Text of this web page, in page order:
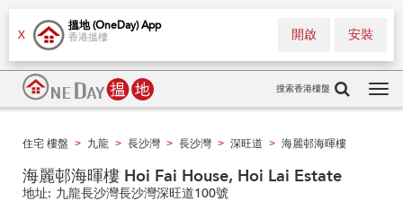
X
搵地 (OneDay) App
香港搵樓 安裝
開啟
搜索香港樓盤
住宅 樓盤 > 九龍 > 長沙灣 > 長沙灣 > 深旺道 > 海麗邨海暉樓
海麗邨海暉樓 Hoi Fai House, Hoi Lai Estate
地址: 九龍長沙灣長沙灣深旺道100號